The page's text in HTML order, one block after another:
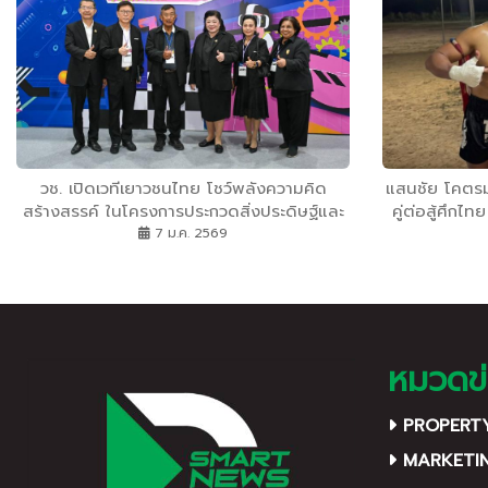
วช. เปิดเวทีเยาวชนไทย โชว์พลังความคิด
สร้างสรรค์ ในโครงการประกวดสิ่งประดิษฐ์และ
นวัตกรรมระดับเยาวชน ”Thailand New Gen
7 ม.ค. 2569
แสนชัย โคตร
คู่ต่อสู้ศึกไท
หมวด